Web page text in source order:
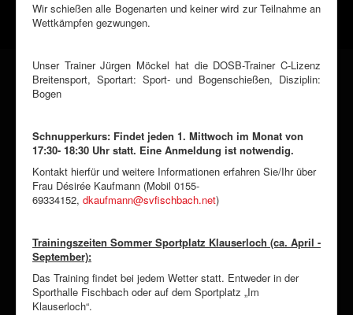
Wir schießen alle Bogenarten und keiner wird zur Teilnahme an
Wettkämpfen gezwungen.
Unser Trainer Jürgen Möckel hat die DOSB-Trainer C-Lizenz
Breitensport, Sportart: Sport- und Bogenschießen, Disziplin:
Bogen
Schnupperkurs: Findet jeden 1. Mittwoch im Monat von
17:30- 18:30 Uhr statt. Eine Anmeldung ist notwendig.
Kontakt hierfür und weitere Informationen erfahren Sie/Ihr über
Frau Désirée Kaufmann (Mobil 0155-
69334152, dkaufmann@svfischbach.net)
Trainingszeiten Sommer Sportplatz Klauserloch (ca. April -
September):
Das Training findet bei jedem Wetter statt. Entweder in der
Sporthalle Fischbach oder auf dem Sportplatz „Im
Klauserloch“.